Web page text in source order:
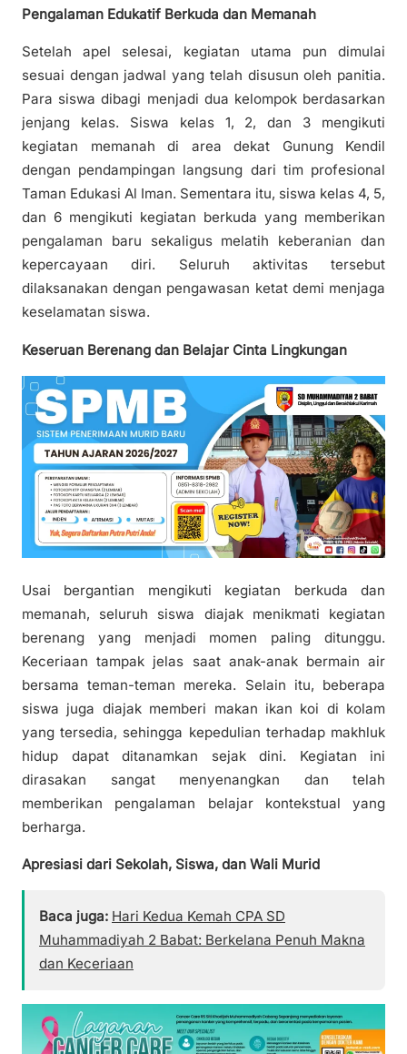
Pengalaman Edukatif Berkuda dan Memanah
Setelah apel selesai, kegiatan utama pun dimulai
sesuai dengan jadwal yang telah disusun oleh panitia.
Para siswa dibagi menjadi dua kelompok berdasarkan
jenjang kelas. Siswa kelas 1, 2, dan 3 mengikuti
kegiatan memanah di area dekat Gunung Kendil
dengan pendampingan langsung dari tim profesional
Taman Edukasi Al Iman. Sementara itu, siswa kelas 4, 5,
dan 6 mengikuti kegiatan berkuda yang memberikan
pengalaman baru sekaligus melatih keberanian dan
kepercayaan diri. Seluruh aktivitas tersebut
dilaksanakan dengan pengawasan ketat demi menjaga
keselamatan siswa.
Keseruan Berenang dan Belajar Cinta Lingkungan
Usai bergantian mengikuti kegiatan berkuda dan
memanah, seluruh siswa diajak menikmati kegiatan
berenang yang menjadi momen paling ditunggu.
Keceriaan tampak jelas saat anak-anak bermain air
bersama teman-teman mereka. Selain itu, beberapa
siswa juga diajak memberi makan ikan koi di kolam
yang tersedia, sehingga kepedulian terhadap makhluk
hidup dapat ditanamkan sejak dini. Kegiatan ini
dirasakan sangat menyenangkan dan telah
memberikan pengalaman belajar kontekstual yang
berharga.
Apresiasi dari Sekolah, Siswa, dan Wali Murid
Baca juga: ‎Hari Kedua Kemah CPA SD
Muhammadiyah 2 Babat: Berkelana Penuh Makna
dan Keceriaan